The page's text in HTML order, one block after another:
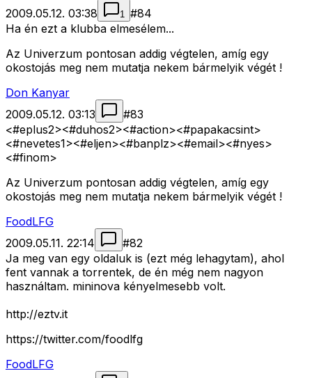
2009.05.12. 03:38
1 #84
Ha én ezt a klubba elmesélem...
Az Univerzum pontosan addig végtelen, amíg egy
okostojás meg nem mutatja nekem bármelyik végét !
Don Kanyar
2009.05.12. 03:13
#83
<#eplus2><#duhos2><#action><#papakacsint>
<#nevetes1><#eljen><#banplz><#email><#nyes>
<#finom>
Az Univerzum pontosan addig végtelen, amíg egy
okostojás meg nem mutatja nekem bármelyik végét !
FoodLFG
2009.05.11. 22:14
#82
Ja meg van egy oldaluk is (ezt még lehagytam), ahol
fent vannak a torrentek, de én még nem nagyon
használtam. mininova kényelmesebb volt.
http://eztv.it
https://twitter.com/foodlfg
FoodLFG